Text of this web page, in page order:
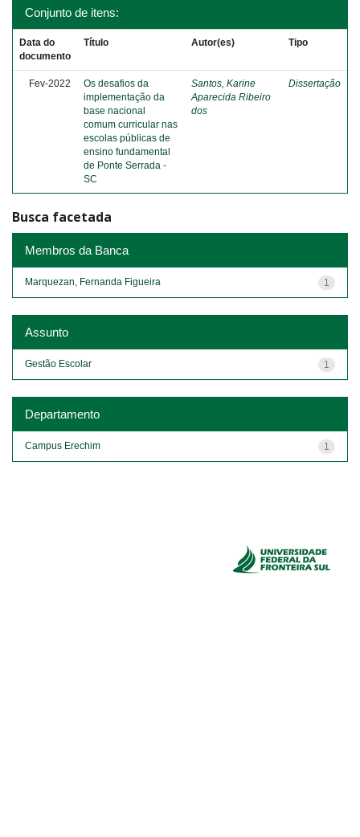
Conjunto de itens:
Data do
documento
Título Autor(es) Tipo
Fev-2022
Os desafios da
implementação da
base nacional
comum curricular nas
escolas públicas de
ensino fundamental
de Ponte Serrada -
SC
Santos, Karine
Aparecida Ribeiro
dos
Dissertação
Busca facetada
Membros da Banca
1
Marquezan, Fernanda Figueira
Assunto
1
Gestão Escolar
Departamento
1
Campus Erechim